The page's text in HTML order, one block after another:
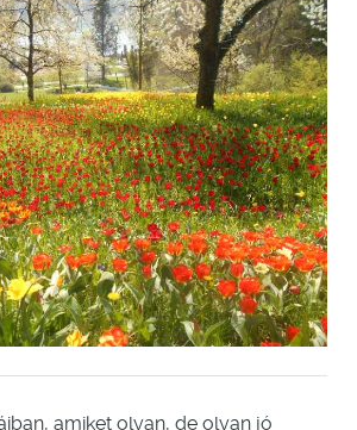
amiket olyan, de olyan jó